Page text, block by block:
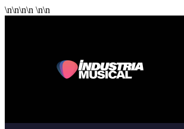
\n\n\n\n \n\n